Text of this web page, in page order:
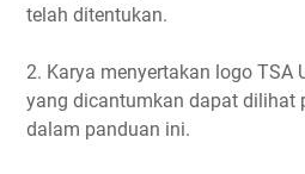
telah ditentukan.
2. Karya menyertakan logo TSA
yang dicantumkan dapat dilihat
dalam panduan ini.